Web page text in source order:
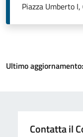
Piazza Umberto
Ultimo aggiornamento:
Contatta il